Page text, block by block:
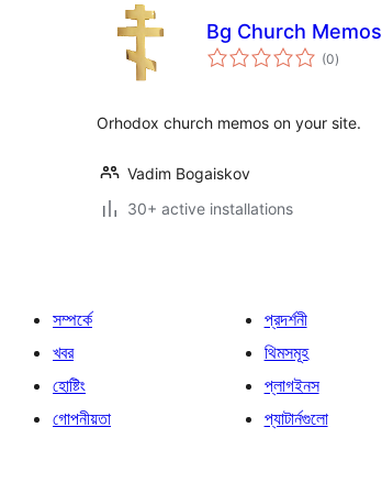
Bg Church Memos
(0total
ratings
)
Orhodox church memos on your site.
Vadim Bogaiskov
30+ active installations
সম্পর্কে
খবর
হোষ্টিং
গোপনীয়তা
প্রদর্শনী
থিমসমূহ
প্লাগইনস
প্যাটার্নগুলো